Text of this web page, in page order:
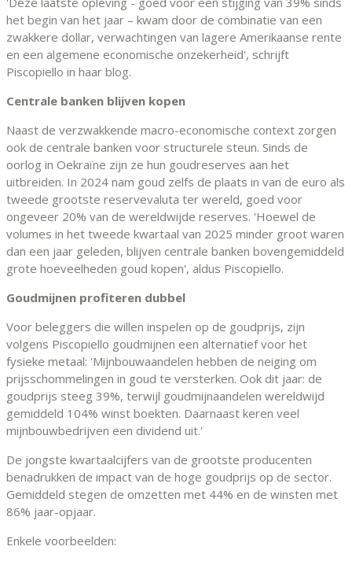
het begin van het jaar – kwam door de combinatie van een
zwakkere dollar, verwachtingen van lagere Amerikaanse rente
en een algemene economische onzekerheid', schrijft
Piscopiello in haar blog.
Centrale banken blijven kopen
Naast de verzwakkende macro-economische context zorgen
ook de centrale banken voor structurele steun. Sinds de
oorlog in Oekraïne zijn ze hun goudreserves aan het
uitbreiden. In 2024 nam goud zelfs de plaats in van de euro als
tweede grootste reservevaluta ter wereld, goed voor
ongeveer 20% van de wereldwijde reserves. 'Hoewel de
volumes in het tweede kwartaal van 2025 minder groot waren
dan een jaar geleden, blijven centrale banken bovengemiddeld
grote hoeveelheden goud kopen', aldus Piscopiello.
Goudmijnen profiteren dubbel
Voor beleggers die willen inspelen op de goudprijs, zijn
volgens Piscopiello goudmijnen een alternatief voor het
fysieke metaal: 'Mijnbouwaandelen hebben de neiging om
prijsschommelingen in goud te versterken. Ook dit jaar: de
goudprijs steeg 39%, terwijl goudmijnaandelen wereldwijd
gemiddeld 104% winst boekten. Daarnaast keren veel
mijnbouwbedrijven een dividend uit.'
De jongste kwartaalcijfers van de grootste producenten
benadrukken de impact van de hoge goudprijs op de sector.
Gemiddeld stegen de omzetten met 44% en de winsten met
86% jaar-opjaar.
Enkele voorbeelden: